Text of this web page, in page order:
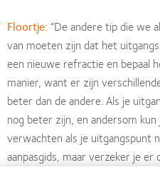
Floortje: “De andere tip die we
van moeten zijn dat het
een nieuwe refractie en bepaal
manier, want er zijn
beter dan de andere. Als je
nog beter zijn, en andersom
verwachten als je uitgangspunt
aanpasgids, maar verzeker je